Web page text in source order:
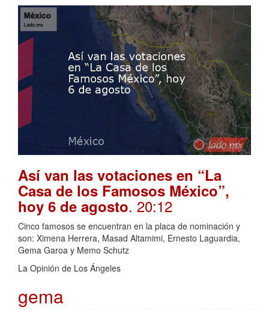
Así van las votaciones en “La
Casa de los Famosos México”,
hoy 6 de agosto. 20:12
Cinco famosos se encuentran en la placa de nominación y
son: Ximena Herrera, Masad Altamimi, Ernesto Laguardia,
Gema Garoa y Memo Schutz
La Opinión de Los Ángeles
gema